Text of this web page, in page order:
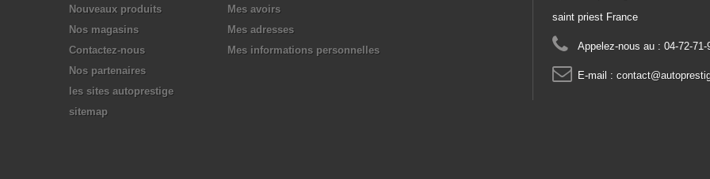
Nouveaux produits
Nos magasins
Contactez-nous
Nos partenaires
les sites autoprestige
sitemap
Mes avoirs
Mes adresses
Mes informations personnelles
saint priest France
Appelez-nous au : 04-72-71-
E-mail :